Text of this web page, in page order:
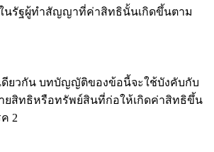
นรัฐผู้ทำสัญญาที่ค่าสิทธินั้นเกิดขึ้นตาม
กัน บทบัญญัติของข้อนี้จะใช้บังคับกับ
ยสิทธิหรือทรัพย์สินที่ก่อให้เกิดค่าสิทธิขึ้น
2